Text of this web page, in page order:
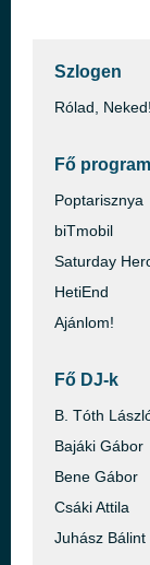
Szlogen
Rólad, Neked!
Fő
Poptarisznya
biTmobil
Saturday
HetiEnd
Ajánlom!
Fő DJ-k
B. Tóth
Bajáki Gábor
Bene Gábor
Csáki Attila
Juhász Bálint